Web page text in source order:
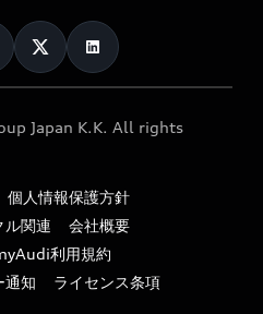
Japan K.K. All rights
個人情報保護方針
ル関連
会社概要
利用規約
通知
ライセンス条項